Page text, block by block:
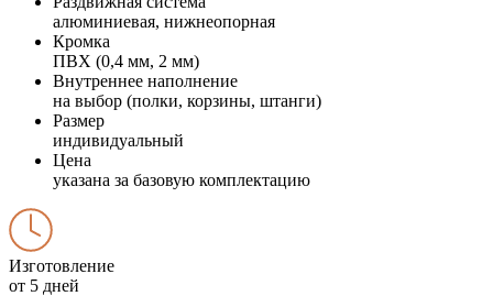
алюминиевая, нижнеопорная
Кромка
ПВХ (0,4 мм, 2 мм)
Внутреннее наполнение
на выбор (полки, корзины, штанги)
Размер
индивидуальный
Цена
указана за базовую комплектацию
Изготовление
от 5 дней